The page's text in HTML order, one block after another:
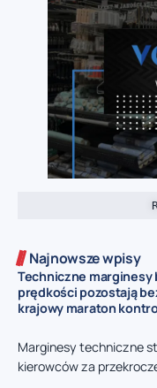
Najnowsze wpisy
Techniczne marginesy
prędkości pozostają
krajowy maraton
Marginesy techniczne
kierowców za